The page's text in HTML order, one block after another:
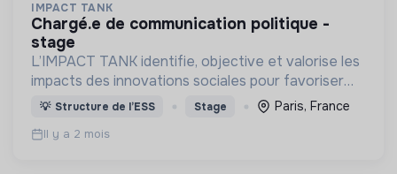
IMPACT TANK
chargé.e de communication politique -
stage
L’IMPACT TANK identifie, objective et valorise les
impacts des innovations sociales pour favoriser
leur développement à grande échelle et apporter
des solutions de terrain aux besoins sociétaux.
💡 Structure de l’ESS Stage Paris, France
Il y a 2 mois